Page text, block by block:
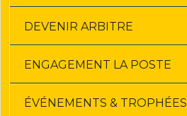
DEVENIR ARBITRE
ENGAGEMENT LA POSTE
ÉVÉNEMENTS & TROPHÉES